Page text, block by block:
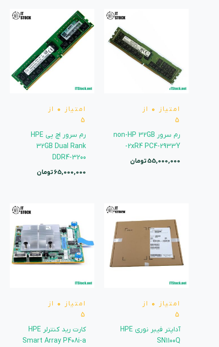
امتیاز 0 از
5
رم سرور non-HP 32GB
2xR4 PC4-2933Y-
55,000,000تومان
امتیاز 0 از
5
رم سرور اچ پی HPE
32GB Dual Rank
DDR4-3200
65,000,000تومان
امتیاز 0 از
5
آداپتر فیبر نوری HPE
SN1100Q
محدوده
قیمت:
تا
65,000,000 تومان
امتیاز 0 از
5
کارت رید کنترلر HPE
Smart Array P408i-a